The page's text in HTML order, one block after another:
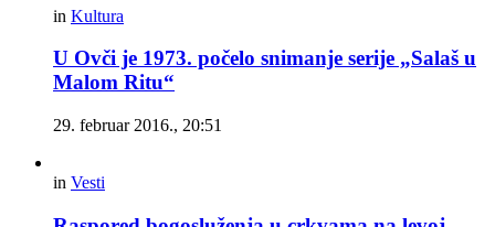
in Kultura
U Ovči je 1973. počelo snimanje serije „Salaš u
Malom Ritu“
29. februar 2016., 20:51
in Vesti